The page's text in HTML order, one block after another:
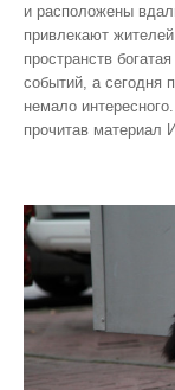
и расположены
привлекают
пространств
событий, а сегодня
немало
прочитав материал